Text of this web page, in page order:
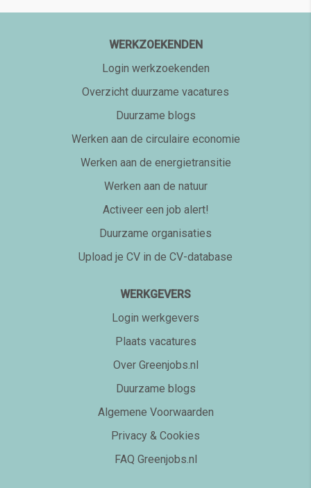
WERKZOEKENDEN
Login werkzoekenden
Overzicht duurzame vacatures
Duurzame blogs
Werken aan de circulaire economie
Werken aan de energietransitie
Werken aan de natuur
Activeer een job alert!
Duurzame organisaties
Upload je CV in de CV-database
WERKGEVERS
Login werkgevers
Plaats vacatures
Over Greenjobs.nl
Duurzame blogs
Algemene Voorwaarden
Privacy & Cookies
FAQ Greenjobs.nl